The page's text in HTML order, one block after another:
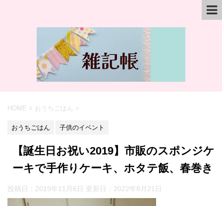
HOME > おうちごはん >
おうちごはん 子供のイベント
【誕生日お祝い2019】市販のスポンジケ
ーキで手作りケーキ、ホタテ飯、春巻き
投稿日：2019年11月6日 更新日： 2022年8月21日